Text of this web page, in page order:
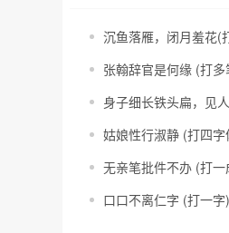
沉鱼落雁，闭月羞花(
张翰辞官是何缘 (打多
身子细长铁头扁，见
姑娘性行淑静 (打四字
无亲笔批件不办 (打一
口口不离仁字 (打一字)